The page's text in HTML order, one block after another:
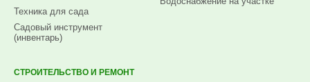
Техника для сада
Садовый инструмент
(инвентарь)
СТРОИТЕЛЬСТВО И РЕМОНТ